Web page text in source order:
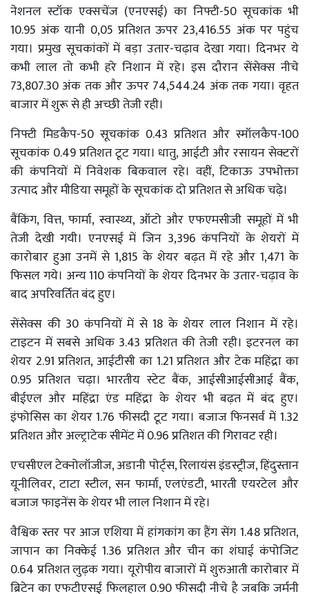
नेशनल स्टॉक एक्सचेंज (एनएसई) का निफ्टी-50 सूचकांक भी
10.95 अंक यानी 0,05 प्रतिशत ऊपर 23,416.55 अंक पर पहुंच
गया। प्रमुख सूचकांकों में बड़ा उतार-चढ़ाव देखा गया। दिनभर ये
कभी लाल तो कभी हरे निशान में रहे। इस दौरान सेंसेक्स नीचे
73,807.30 अंक तक और ऊपर 74,544.24 अंक तक गया। वृहत
बाजार में शुरू से ही अच्छी तेजी रही।
निफ्टी मिडकैप-50 सूचकांक 0.43 प्रतिशत और स्मॉलकैप-100
सूचकांक 0.49 प्रतिशत टूट गया। धातु, आईटी और रसायन सेक्टरों
की कंपनियों में निवेशक बिकवाल रहे। वहीं, टिकाऊ उपभोक्ता
उत्पाद और मीडिया समूहों के सूचकांक दो प्रतिशत से अधिक चढ़े।
बैंकिंग, वित्त, फार्मा, स्वास्थ्य, ऑटो और एफएमसीजी समूहों में भी
तेजी देखी गयी। एनएसई में जिन 3,396 कंपनियों के शेयरों में
कारोबार हुआ उनमें से 1,815 के शेयर बढ़त में रहे और 1,471 के
फिसल गये। अन्य 110 कंपनियों के शेयर दिनभर के उतार-चढ़ाव के
बाद अपरिवर्तित बंद हुए।
सेंसेक्स की 30 कंपनियों में से 18 के शेयर लाल निशान में रहे।
टाइटन में सबसे अधिक 3.43 प्रतिशत की तेजी रही। इटरनल का
शेयर 2.91 प्रतिशत, आईटीसी का 1.21 प्रतिशत और टेक महिंद्रा का
0.95 प्रतिशत चढ़ा। भारतीय स्टेट बैंक, आईसीआईसीआई बैंक,
बीईएल और महिंद्रा एंड महिंद्रा के शेयर भी बढ़त में बंद हुए।
इंफोसिस का शेयर 1.76 फीसदी टूट गया। बजाज फिनसर्व में 1.32
प्रतिशत और अल्ट्राटेक सीमेंट में 0.96 प्रतिशत की गिरावट रही।
एचसीएल टेक्नोलॉजीज, अडानी पोर्ट्स, रिलायंस इंडस्ट्रीज, हिंदुस्तान
यूनीलिवर, टाटा स्टील, सन फार्मा, एलएंडटी, भारती एयरटेल और
बजाज फाइनेंस के शेयर भी लाल निशान में रहे।
वैश्विक स्तर पर आज एशिया में हांगकांग का हैंग सेंग 1.48 प्रतिशत,
जापान का निक्केई 1.36 प्रतिशत और चीन का शंघाई कंपोजिट
0.64 प्रतिशत लुढ़क गया। यूरोपीय बाजारों में शुरुआती कारोबार में
ब्रिटेन का एफटीएसई फिलहाल 0.90 फीसदी नीचे है जबकि जर्मनी